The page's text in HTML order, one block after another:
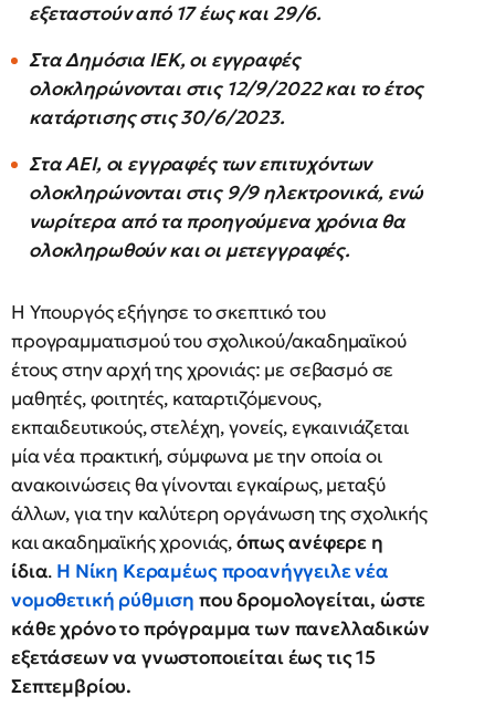
εξεταστούν από 17 έως και 29/6.
Στα Δημόσια ΙΕΚ, οι εγγραφές
ολοκληρώνονται στις 12/9/2022 και το έτος
κατάρτισης στις 30/6/2023.
Στα ΑΕΙ, οι εγγραφές των επιτυχόντων
ολοκληρώνονται στις 9/9 ηλεκτρονικά, ενώ
νωρίτερα από τα προηγούμενα χρόνια θα
ολοκληρωθούν και οι μετεγγραφές.
Η Υπουργός εξήγησε το σκεπτικό του
προγραμματισμού του σχολικού/ακαδημαϊκού
έτους στην αρχή της χρονιάς: με σεβασμό σε
μαθητές, φοιτητές, καταρτιζόμενους,
εκπαιδευτικούς, στελέχη, γονείς, εγκαινιάζεται
μία νέα πρακτική, σύμφωνα με την οποία οι
ανακοινώσεις θα γίνονται εγκαίρως, μεταξύ
άλλων, για την καλύτερη οργάνωση της σχολικής
και ακαδημαϊκής χρονιάς,όπως ανέφερε η
ίδια. Η Νίκη Κεραμέως προανήγγειλε νέα
νομοθετική ρύθμιση που δρομολογείται, ώστε
κάθε χρόνο το πρόγραμμα των πανελλαδικών
εξετάσεων να γνωστοποιείται έως τις 15
Σεπτεμβρίου.